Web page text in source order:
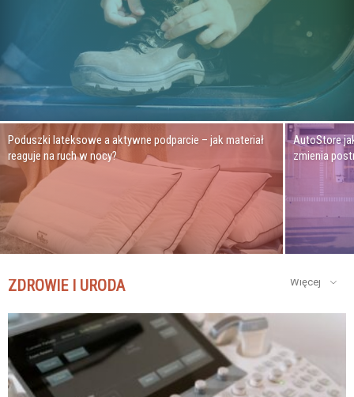
Poduszki lateksowe a aktywne podparcie – jak materiał
reaguje na ruch w nocy?
AutoStore
zmienia
ZDROWIE I URODA Więcej